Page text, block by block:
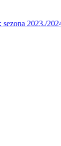
2023./